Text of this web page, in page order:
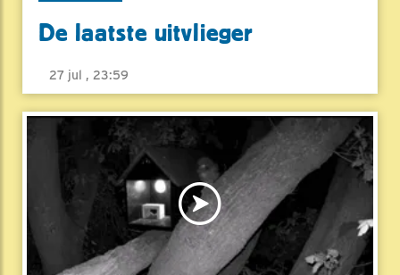
De laatste uitvlieger
27 jul , 23:59